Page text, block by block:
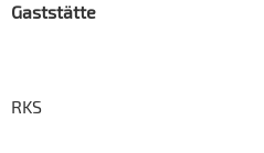
Gaststätte
RKS